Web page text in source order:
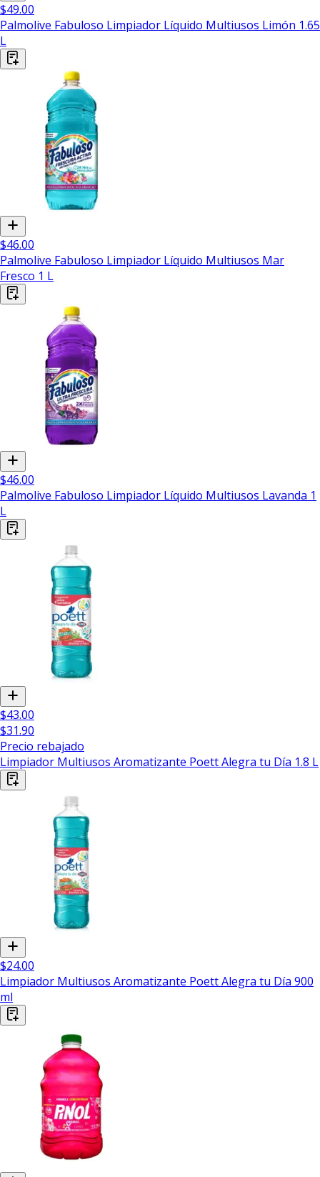
$49.00
Palmolive Fabuloso Limpiador Líquido Multiusos Limón 1.65
L
$46.00
Palmolive Fabuloso Limpiador Líquido Multiusos Mar
Fresco 1 L
$46.00
Palmolive Fabuloso Limpiador Líquido Multiusos Lavanda 1
L
$43.00
$31.90
Precio rebajado
Limpiador Multiusos Aromatizante Poett Alegra tu Día 1.8 L
$24.00
Limpiador Multiusos Aromatizante Poett Alegra tu Día 900
ml